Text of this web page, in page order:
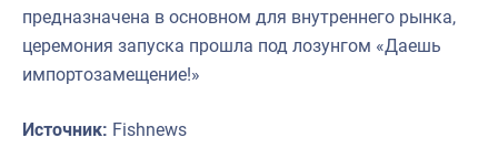
предназначена в основном для внутреннего рынка,
церемония запуска прошла под лозунгом «Даешь
импортозамещение!»
Источник: Fishnews